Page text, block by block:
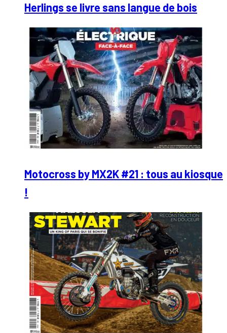
Herlings se livre sans langue de bois
Motocross by MX2K #21 : tous au kiosque
!